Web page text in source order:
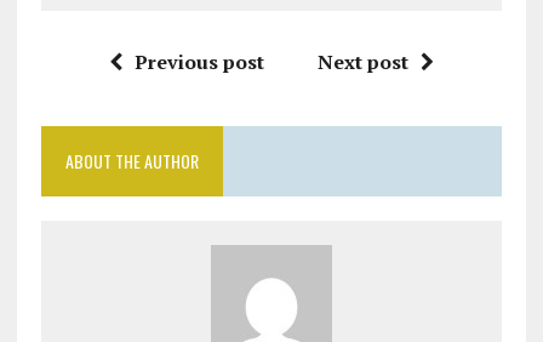
Previous post Next post
ABOUT THE AUTHOR